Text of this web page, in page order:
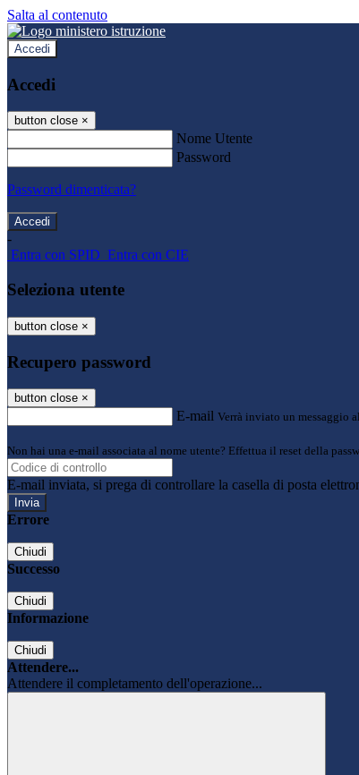
Salta al contenuto
Accedi
Accedi
button close ×
Nome Utente
Password
Password dimenticata?
-
Entra con SPID Entra con CIE
Seleziona utente
button close ×
Recupero password
button close ×
E-mail Verrà inviato un messaggio
Non hai una e-mail associata al nome utente? Effettua il reset della
E-mail inviata, si prega di controllare la casella di posta
Errore
Chiudi
Successo
Chiudi
Informazione
Chiudi
Attendere...
Attendere il completamento dell'operazione...